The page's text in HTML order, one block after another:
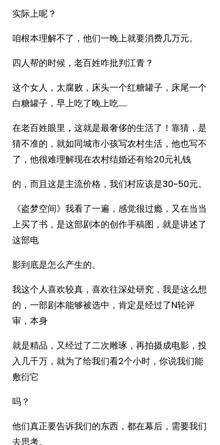
实际上呢？
咱根本理解不了，他们一晚上就要消费几万元。
四人帮的时候，老百姓咋批判江青？
这个女人，太腐败，床头一个红糖罐子，床尾一个
白糖罐子，早上吃了晚上吃……
在老百姓眼里，这就是最奢侈的生活了！靠猜，是
猜不准的，就如同城市小孩写农村生活，他也写不
了，他很难理解现在农村结婚还有给20元礼钱
的，而且这是主流价格，我们村应该是30~50元。
《盗梦空间》我看了一遍，感觉很过瘾，又在当当
上买了书，是这部剧本的创作手稿图，就是讲述了
这部电
影到底是怎么产生的。
我这个人喜欢较真，喜欢往深处研究，我是这么想
的，一部剧本能够被选中，肯定是经过了N轮评
审，本身
就是精品，又经过了二次雕琢，再拍摄成电影，投
入几千万，就为了给我们看2个小时，你说我们能
敷衍它
吗？
他们真正要告诉我们的东西，都在幕后，需要我们
去思考。